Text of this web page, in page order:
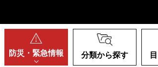
防災・ 緊急情報 分類から探す